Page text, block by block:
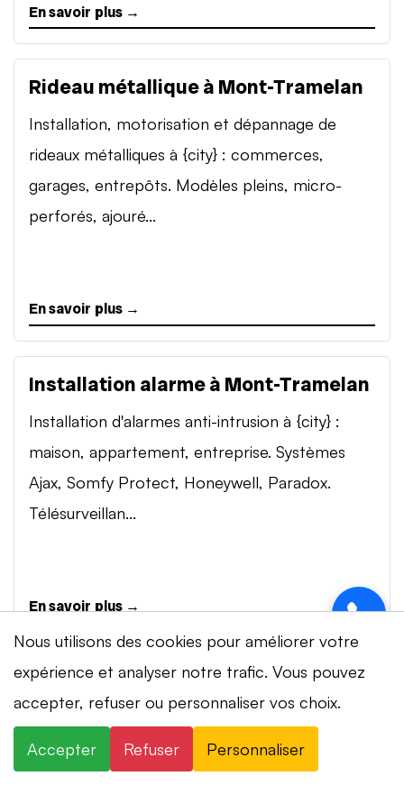
En savoir plus →
Rideau métallique à Mont-Tramelan
Installation, motorisation et dépannage de
rideaux métalliques à {city} : commerces,
garages, entrepôts. Modèles pleins, micro-
perforés, ajouré...
En savoir plus →
Installation alarme à Mont-Tramelan
Installation d'alarmes anti-intrusion à {city} :
maison, appartement, entreprise. Systèmes
Ajax, Somfy Protect, Honeywell, Paradox.
Télésurveillan...
En savoir plus →
Vidéosurveillance à Mont-Tramelan
Installation de systèmes de vidéosurveillance à
{city} : caméras IP 4K, visionnage smartphone,
Nous utilisons des cookies pour améliorer votre
expérience et analyser notre trafic. Vous pouvez
accepter, refuser ou personnaliser vos choix.
Accepter Refuser Personnaliser
⚡ Intervention en 20 min· 24h/24 · 7j/7 ·
Devis gratuit
+41 78 319 32 82
WhatsApp